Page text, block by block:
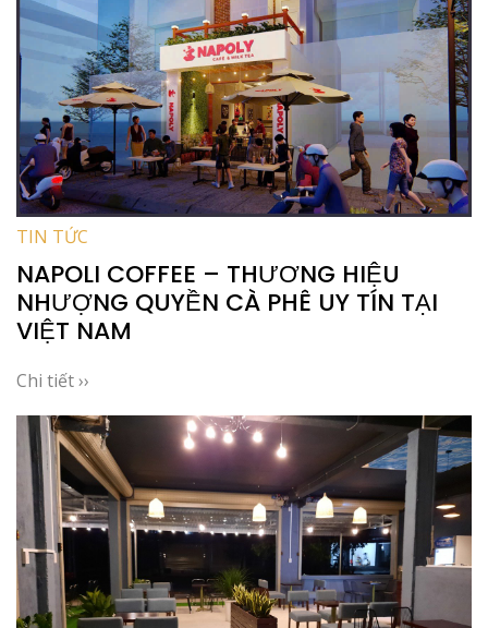
TIN TỨC
NAPOLI COFFEE – THƯƠNG HIỆU
NHƯỢNG QUYỀN CÀ PHÊ UY TÍN TẠI
VIỆT NAM
Chi tiết ››